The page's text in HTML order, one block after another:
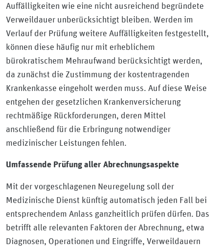
Auffälligkeiten wie eine nicht ausreichend begründete
Verweildauer unberücksichtigt bleiben. Werden im
Verlauf der Prüfung weitere Auffälligkeiten festgestellt,
können diese häufig nur mit erheblichem
bürokratischem Mehraufwand berücksichtigt werden,
da zunächst die Zustimmung der kostentragenden
Krankenkasse eingeholt werden muss. Auf diese Weise
entgehen der gesetzlichen Krankenversicherung
rechtmäßige Rückforderungen, deren Mittel
anschließend für die Erbringung notwendiger
medizinischer Leistungen fehlen.
Umfassende Prüfung aller Abrechnungsaspekte
Mit der vorgeschlagenen Neuregelung soll der
Medizinische Dienst künftig automatisch jeden Fall bei
entsprechendem Anlass ganzheitlich prüfen dürfen. Das
betrifft alle relevanten Faktoren der Abrechnung, etwa
Diagnosen, Operationen und Eingriffe, Verweildauern